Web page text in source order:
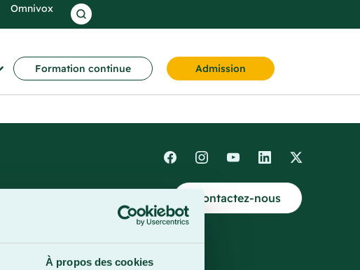
À propos des cookies
Omnivox
Formation continue Admission
Contactez-nous